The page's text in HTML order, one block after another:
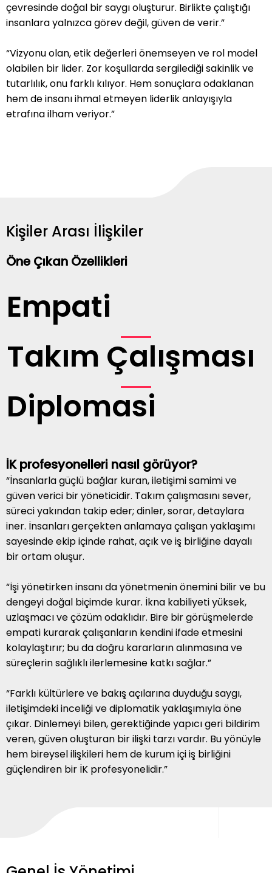
çevresinde doğal bir saygı oluşturur. Birlikte çalıştığı
insanlara yalnızca görev değil, güven de verir.”
“Vizyonu olan, etik değerleri önemseyen ve rol model
olabilen bir lider. Zor koşullarda sergilediği sakinlik ve
tutarlılık, onu farklı kılıyor. Hem sonuçlara odaklanan
hem de insanı ihmal etmeyen liderlik anlayışıyla
etrafına ilham veriyor.”
Kişiler Arası İlişkiler
Öne Çıkan Özellikleri
Empati
Takım Çalışması
Diplomasi
İK profesyonelleri nasıl görüyor?
“İnsanlarla güçlü bağlar kuran, iletişimi samimi ve
güven verici bir yöneticidir. Takım çalışmasını sever,
süreci yakından takip eder; dinler, sorar, detaylara
iner. İnsanları gerçekten anlamaya çalışan yaklaşımı
sayesinde ekip içinde rahat, açık ve iş birliğine dayalı
bir ortam oluşur.
“İşi yönetirken insanı da yönetmenin önemini bilir ve bu
dengeyi doğal biçimde kurar. İkna kabiliyeti yüksek,
uzlaşmacı ve çözüm odaklıdır. Bire bir görüşmelerde
empati kurarak çalışanların kendini ifade etmesini
kolaylaştırır; bu da doğru kararların alınmasına ve
süreçlerin sağlıklı ilerlemesine katkı sağlar.”
“Farklı kültürlere ve bakış açılarına duyduğu saygı,
iletişimdeki inceliği ve diplomatik yaklaşımıyla öne
çıkar. Dinlemeyi bilen, gerektiğinde yapıcı geri bildirim
veren, güven oluşturan bir ilişki tarzı vardır. Bu yönüyle
hem bireysel ilişkileri hem de kurum içi iş birliğini
güçlendiren bir İK profesyonelidir.”